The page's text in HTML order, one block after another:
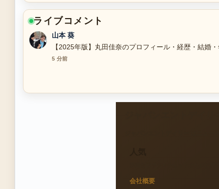
ライブコメント
山本 葵
【2025年版】丸田佳奈のプロフィール・経歴・結婚
5 分前
会社概要